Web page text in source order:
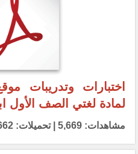
اختبارات وتدريبات
لمادة لغتي الصف الأول
مشاهدات: 5,669 | تحميلات: 2,662 | 01/11/2020 02:43 pm